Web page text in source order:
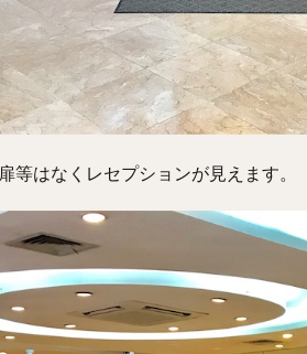
等はなくレセプションが見えます。